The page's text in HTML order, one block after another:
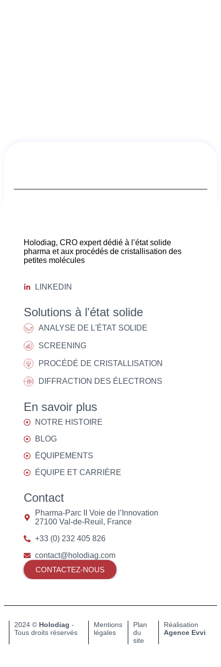
Holodiag, CRO expert dédié à l’état solide
pharma et aux procédés de cristallisation des
petites molécules
LINKEDIN
Solutions à l'état solide
ANALYSE DE L'ÉTAT SOLIDE
SCREENING
PROCÉDÉ DE CRISTALLISATION
DIFFRACTION DES ÉLECTRONS
En savoir plus
NOTRE HISTOIRE
BLOG
ÉQUIPEMENTS
ÉQUIPE ET CARRIÈRE
Contact
Pharma-Parc II Voie de l’Innovation
27100 Val-de-Reuil, France
+33 (0) 232 405 826
contact@holodiag.com
CONTACTEZ-NOUS
2024 © Holodiag -
Tous droits réservés​
Mentions
légales
Plan
du
site
Réalisation
Agence Evvi